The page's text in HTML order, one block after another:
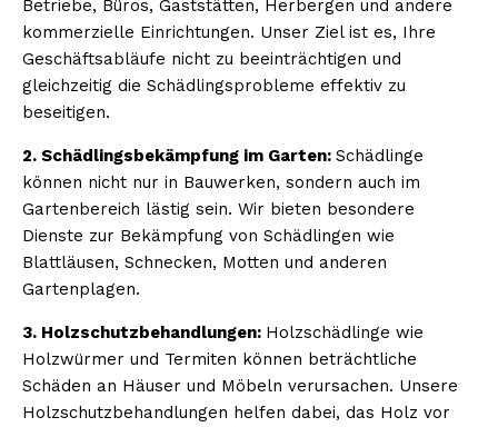
Betriebe, Büros, Gaststätten, Herbergen und andere
kommerzielle Einrichtungen. Unser Ziel ist es, Ihre
Geschäftsabläufe nicht zu beeinträchtigen und
gleichzeitig die Schädlingsprobleme effektiv zu
beseitigen.
2. Schädlingsbekämpfung im Garten: Schädlinge
können nicht nur in Bauwerken, sondern auch im
Gartenbereich lästig sein. Wir bieten besondere
Dienste zur Bekämpfung von Schädlingen wie
Blattläusen, Schnecken, Motten und anderen
Gartenplagen.
3. Holzschutzbehandlungen: Holzschädlinge wie
Holzwürmer und Termiten können beträchtliche
Schäden an Häuser und Möbeln verursachen. Unsere
Holzschutzbehandlungen helfen dabei, das Holz vor